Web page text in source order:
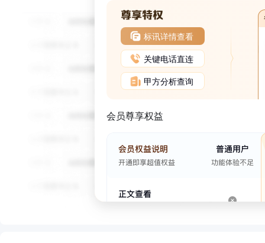
标讯详情查看
关键电话直连
甲方分析查询
会员尊享权益